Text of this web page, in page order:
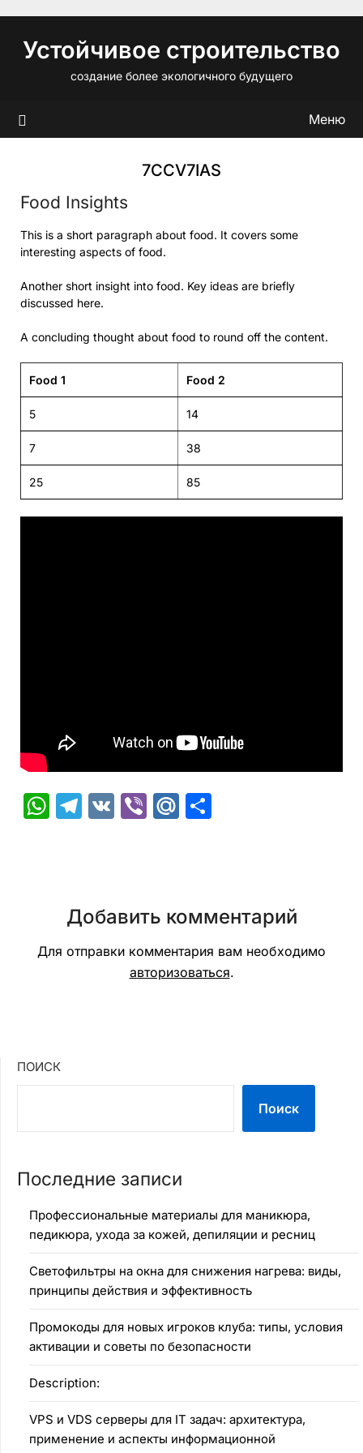
содержимому
Устойчивое строительство
создание более экологичного будущего
Меню
7CCV7IAS
Food Insights
This is a short paragraph about food. It covers some
interesting aspects of food.
Another short insight into food. Key ideas are briefly
discussed here.
A concluding thought about food to round off the content.
Food 1 Food 2
5 14
7 38
25 85
WhatsApp
Telegram
VK ViberMail.Ru
Добавить комментарий
Для отправки комментария вам необходимо
авторизоваться.
ПОИСК
Поиск
Последние записи
Профессиональные материалы для маникюра,
педикюра, ухода за кожей, депиляции и ресниц
Светофильтры на окна для снижения нагрева: виды,
принципы действия и эффективность
Промокоды для новых игроков клуба: типы, условия
активации и советы по безопасности
Description:
VPS и VDS серверы для IT задач: архитектура,
применение и аспекты информационной